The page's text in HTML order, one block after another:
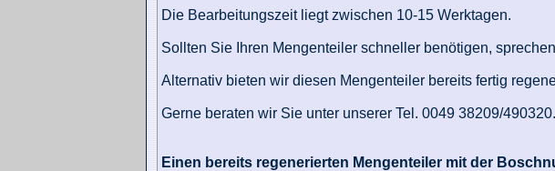
Die Bearbeitungszeit liegt zwischen 10-15 Werktagen.
Sollten Sie Ihren Mengenteiler schneller benötigen,
Alternativ bieten wir diesen Mengenteiler bereits fertig
Gerne beraten wir Sie unter unserer Tel. 0049 38209/490320.
Einen bereits regenerierten Mengenteiler mit der